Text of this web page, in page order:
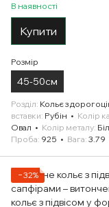
В наявності
Купити
Розмір
45-50см
Розділ Кольє з
вставки Рубін Колір
Овал
Колір металу
Проба 925 Вага 3.79
−32%